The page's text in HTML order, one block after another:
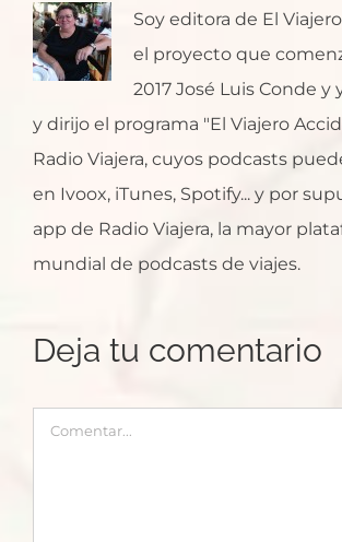
Soy editora de El
el proyecto que
2017 José Luis Conde y
y dirijo el programa "El Viajero
Radio Viajera, cuyos podcasts
en Ivoox, iTunes, Spotify... y por
app de Radio Viajera, la mayor
mundial de podcasts de viajes.
Deja tu comentario
Comentar